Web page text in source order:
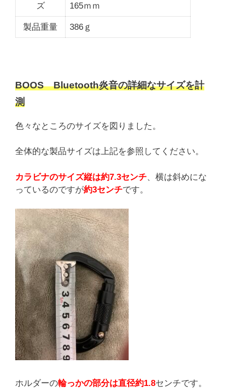
ズ
165ｍｍ
製品重量 386ｇ
BOOS Bluetooth炎音の詳細なサイズを計
測
色々なところのサイズを図りました。
全体的な製品サイズは上記を参照してください。
カラビナのサイズ縦は約7.3センチ、横は斜めにな
っているのですが約3センチです。
ホルダーの輪っかの部分は直径約1.8センチです。